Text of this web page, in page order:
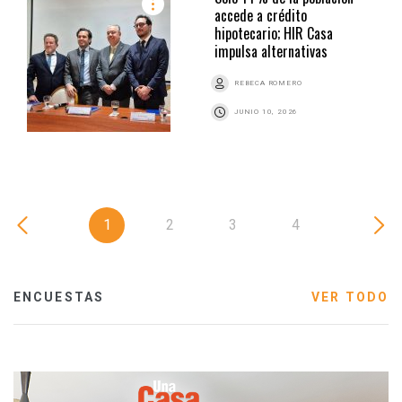
accede a crédito
hipotecario; HIR Casa
impulsa alternativas
REBECA ROMERO
JUNIO 10, 2026
1 2 3 4
ENCUESTAS VER TODO